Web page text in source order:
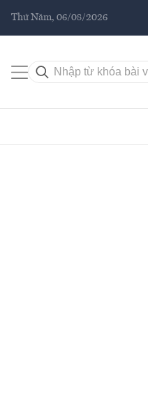
Thứ Năm, 06/08/2026